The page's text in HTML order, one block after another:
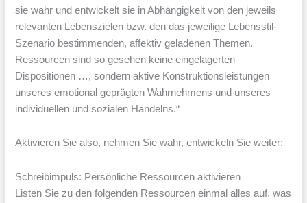
sie wahr und entwickelt sie in Abhängigkeit von den jeweils
relevanten Lebenszielen bzw. den das jeweilige Lebensstil-
Szenario bestimmenden, affektiv geladenen Themen.
Ressourcen sind so gesehen keine eingelagerten
Dispositionen …, sondern aktive Konstruktionsleistungen
unseres emotional geprägten Wahrnehmens und unseres
individuellen und sozialen Handelns.“
Aktivieren Sie also, nehmen Sie wahr, entwickeln Sie weiter:
Schreibimpuls: Persönliche Ressourcen aktivieren
Listen Sie zu den folgenden Ressourcen einmal alles auf, was